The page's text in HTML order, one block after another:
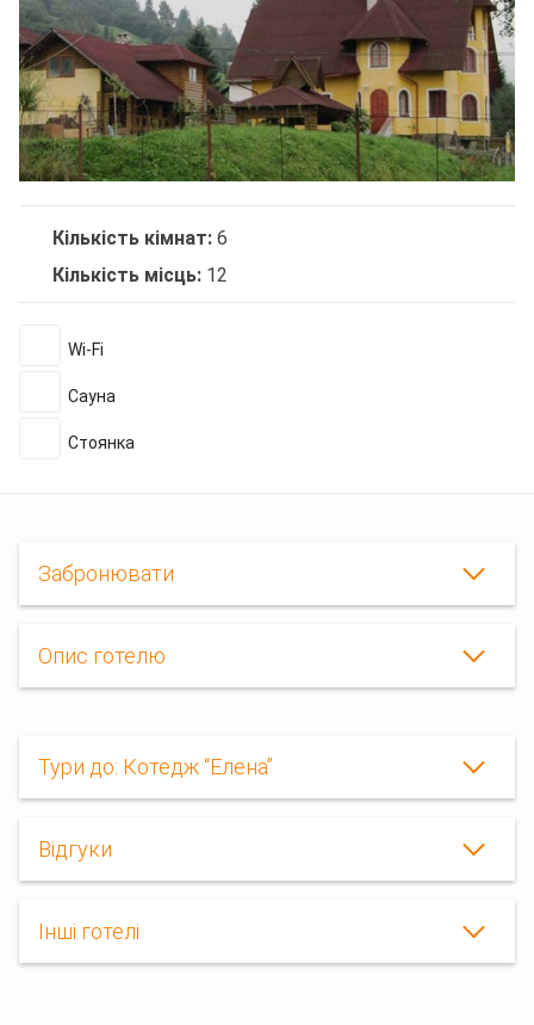
Кількість кімнат: 6
Кількість місць: 12
Wi-Fi
Сауна
Стоянка
Забронювати
Опис готелю
Тури до: Котедж “Елена”
Відгуки
Інші готелі